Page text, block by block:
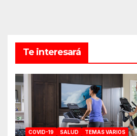
Te interesará
COVID-19 SALUD TEMAS VARIOS